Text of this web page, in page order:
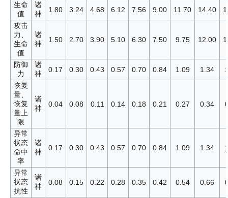
生命
值
诸
神
1.80 3.24 4.68 6.12 7.56 9.00 11.70 14.40
攻击
力、
生命
值
诸
神
1.50 2.70 3.90 5.10 6.30 7.50 9.75 12.00
防御
力
诸
神
0.17 0.30 0.43 0.57 0.70 0.84 1.09 1.34
恢复
量、
恢复
量上
限
诸
神
0.04 0.08 0.11 0.14 0.18 0.21 0.27 0.34
异常
状态
命中
率
诸
神
0.17 0.30 0.43 0.57 0.70 0.84 1.09 1.34
异常
状态
抗性
诸
神
0.08 0.15 0.22 0.28 0.35 0.42 0.54 0.66